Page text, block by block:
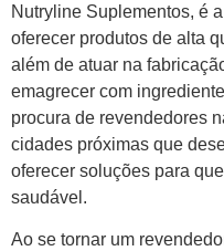
Nutryline Suplementos, é
oferecer produtos de alta
além de atuar na
emagrecer com
procura de revendedores
cidades próximas que
oferecer soluções para
saudável.
Ao se tornar um